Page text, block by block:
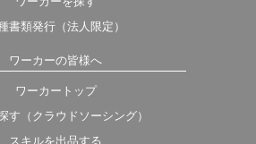
書類発行（法人限定）
ワーカーの皆様へ
ワーカートップ
す（クラウドソーシング）
スキルを出品する